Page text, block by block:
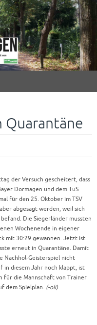
Quarantäne
der Versuch gescheitert, dass
Dormagen und dem TuS
für den 25. Oktober im TSV
abgesagt werden, weil sich
Die Siegerländer mussten
Wochenende in eigener
mit 30:29 gewannen. Jetzt ist
erneut in Quarantäne. Damit
Nachhol-Geisterspiel nicht
diesem Jahr noch klappt, ist
für die Mannschaft von Trainer
dem Spielplan. (-oli)